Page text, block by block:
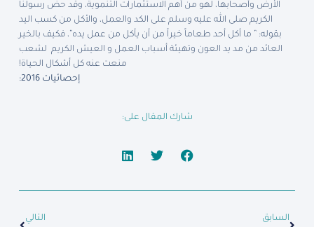
الأرض وأصحابها، لهو من أهم الاستثمارات التنموية، وقد حضّ رسولنا
الكريم صلى الله عليه وسلم على الكد والعمل، والأكل من كسب اليد
بقوله: ” ما أكل أحد طعاماً خيراً من أن يأكل من عمل يده”، فكيف بالخير
العائد من مد يد العون وتهيئة أسباب العمل و العيش الكريم لشعب
منعت عنه كل أشكال الحياة!
إحصائيات 2016:
شارك المقال على:
السابق
التالي